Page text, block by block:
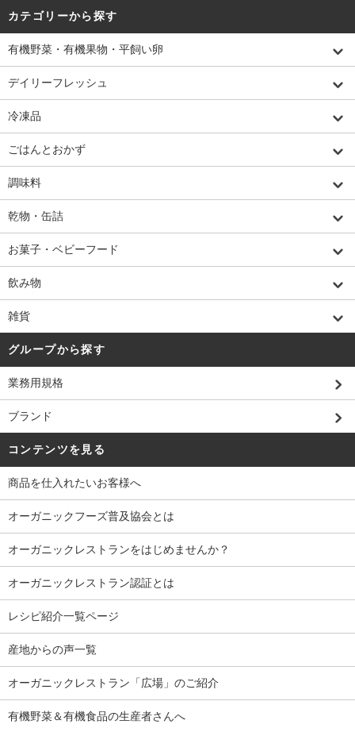
カテゴリーから探す
有機野菜・有機果物・平飼い卵
デイリーフレッシュ
冷凍品
ごはんとおかず
調味料
乾物・缶詰
お菓子・ベビーフード
飲み物
雑貨
グループから探す
業務用規格
ブランド
コンテンツを見る
商品を仕入れたいお客様へ
オーガニックフーズ普及協会とは
オーガニックレストランをはじめませんか？
オーガニックレストラン認証とは
レシピ紹介一覧ページ
産地からの声一覧
オーガニックレストラン「広場」のご紹介
有機野菜＆有機食品の生産者さんへ